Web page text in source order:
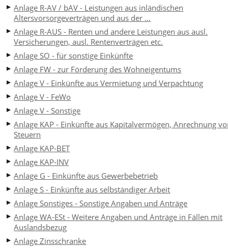
Anlage R-AV / bAV - Leistungen aus inländischen
Altersvorsorgeverträgen und aus der ...
Anlage R-AUS - Renten und andere Leistungen aus ausl.
Versicherungen, ausl. Rentenverträgen etc.
Anlage SO - für sonstige Einkünfte
Anlage FW - zur Förderung des Wohneigentums
Anlage V - Einkünfte aus Vermietung und Verpachtung
Anlage V - FeWo
Anlage V - Sonstige
Anlage KAP - Einkünfte aus Kapitalvermögen, Anrechnung
Steuern
Anlage KAP-BET
Anlage KAP-INV
Anlage G - Einkünfte aus Gewerbebetrieb
Anlage S - Einkünfte aus selbständiger Arbeit
Anlage Sonstiges - Sonstige Angaben und Anträge
Anlage WA-ESt - Weitere Angaben und Anträge in Fällen mit
Auslandsbezug
Anlage Zinsschranke